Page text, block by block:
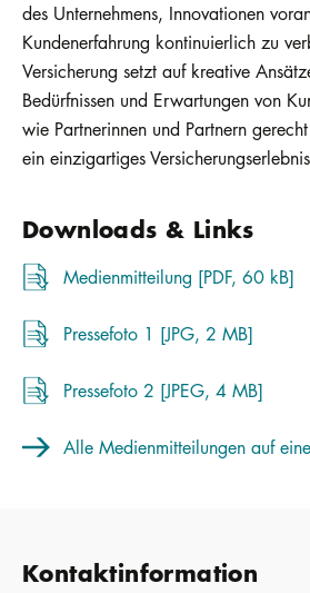
des Unternehmens, Innovationen
Kundenerfahrung kontinuierlich zu
Versicherung setzt auf kreative
Bedürfnissen und Erwartungen von
wie Partnerinnen und Partnern
ein einzigartiges
Downloads & Links
Medienmitteilung [PDF, 60 kB]
Pressefoto 1 [JPG, 2 MB]
Pressefoto 2 [JPEG, 4 MB]
Alle Medienmitteilungen auf
Kontaktinformation